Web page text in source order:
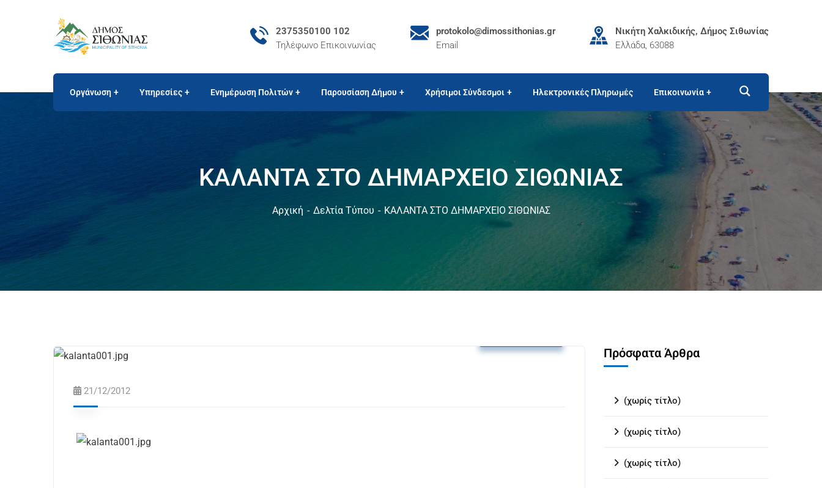
2375350100 102
Τηλέφωνο Επικοινωνίας
protokolo@dimossithonias.gr
Email
Νικήτη Χαλκιδικής, Δήμος Σιθωνίας
Ελλάδα, 63088
Οργάνωση Υπηρεσίες Ενημέρωση Πολιτών Παρουσίαση Δήμου Χρήσιμοι Σύνδεσμοι Ηλεκτρονικές Πληρωμές Επικοινωνία
ΚΑΛΑΝΤΑ ΣΤΟ ΔΗΜΑΡΧΕΙΟ ΣΙΘΩΝΙΑΣ
Αρχική Δελτία Τύπου ΚΑΛΑΝΤΑ ΣΤΟ ΔΗΜΑΡΧΕΙΟ ΣΙΘΩΝΙΑΣ
21/12/2012
Πρόσφατα Άρθρα
(χωρίς τίτλο)
(χωρίς τίτλο)
(χωρίς τίτλο)